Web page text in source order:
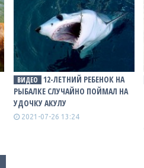
ВИДЕО
12-ЛЕТНИЙ РЕБЕНОК НА
РЫБАЛКЕ СЛУЧАЙНО ПОЙМАЛ НА
УДОЧКУ АКУЛУ
2021-07-26 13:24